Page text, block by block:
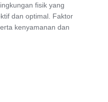
fisik yang
dan optimal. Faktor
kenyamanan dan